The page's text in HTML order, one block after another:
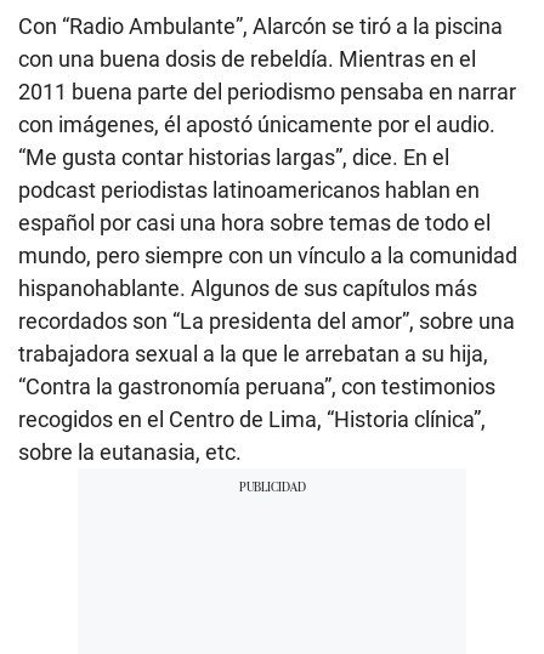
Con “Radio Ambulante”, Alarcón se tiró a la piscina
con una buena dosis de rebeldía. Mientras en el
2011 buena parte del periodismo pensaba en narrar
con imágenes, él apostó únicamente por el audio.
“Me gusta contar historias largas”, dice. En el
podcast periodistas latinoamericanos hablan en
español por casi una hora sobre temas de todo el
mundo, pero siempre con un vínculo a la comunidad
hispanohablante. Algunos de sus capítulos más
recordados son “La presidenta del amor”, sobre una
trabajadora sexual a la que le arrebatan a su hija,
“Contra la gastronomía peruana”, con testimonios
recogidos en el Centro de Lima, “Historia clínica”,
sobre la eutanasia, etc.